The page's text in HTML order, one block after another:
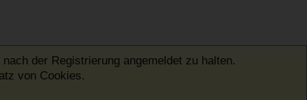
der Registrierung angemeldet zu halten.
von Cookies.